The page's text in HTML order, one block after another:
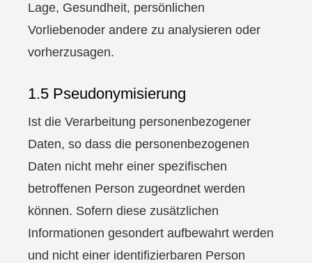
Lage, Gesundheit, persönlichen
Vorliebenoder andere zu analysieren oder
vorherzusagen.
1.5 Pseudonymisierung
Ist die Verarbeitung personenbezogener
Daten, so dass die personenbezogenen
Daten nicht mehr einer spezifischen
betroffenen Person zugeordnet werden
können. Sofern diese zusätzlichen
Informationen gesondert aufbewahrt werden
und nicht einer identifizierbaren Person